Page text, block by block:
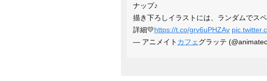
ナップ♪
描き下ろしイラストには、ランダムでス
詳細💛https://t.co/grv6uPHZAv
— アニメイト カフェグラッテ